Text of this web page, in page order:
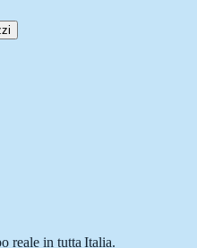
reale in tutta Italia.